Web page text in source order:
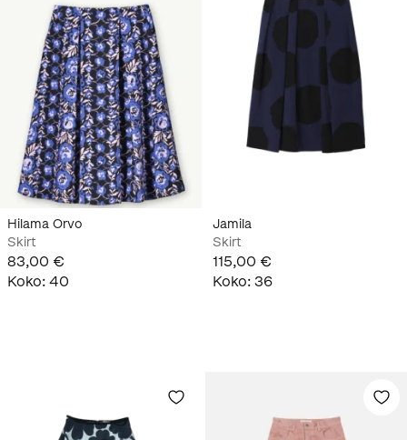
Hilama Orvo
Skirt
83,00 €
Koko: 40
Jamila
Skirt
115,00 €
Koko: 36